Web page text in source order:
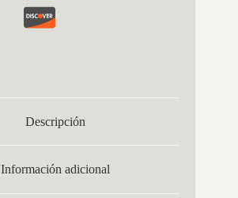
Descripción
Información adicional